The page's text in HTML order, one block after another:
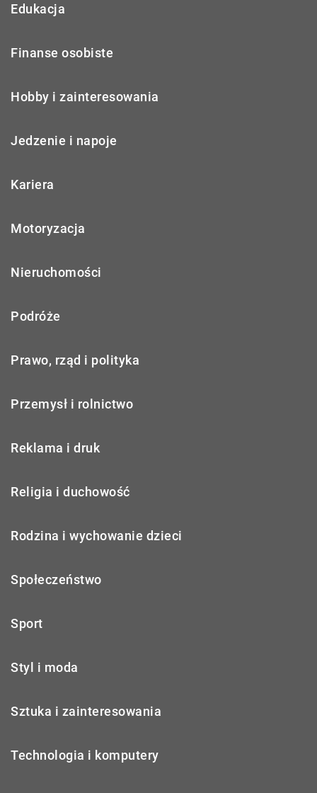
Edukacja
Finanse osobiste
Hobby i zainteresowania
Jedzenie i napoje
Kariera
Motoryzacja
Nieruchomości
Podróże
Prawo, rząd i polityka
Przemysł i rolnictwo
Reklama i druk
Religia i duchowość
Rodzina i wychowanie dzieci
Społeczeństwo
Sport
Styl i moda
Sztuka i zainteresowania
Technologia i komputery